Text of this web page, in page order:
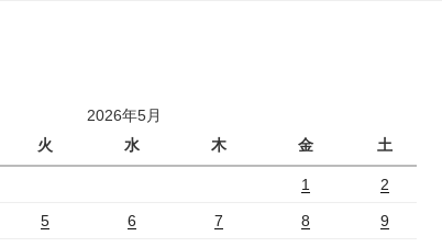
2026年5月
火 水 木 金 土
1 2
5 6 7 8 9